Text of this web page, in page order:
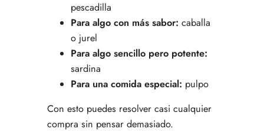
pescadilla
Para algo con más sabor: caballa
o jurel
Para algo sencillo pero potente:
sardina
Para una comida especial: pulpo
Con esto puedes resolver casi cualquier
compra sin pensar demasiado.